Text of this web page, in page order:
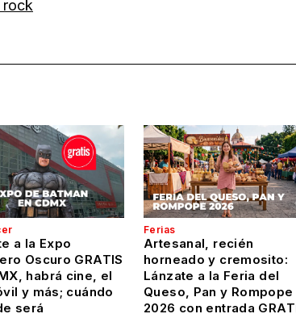
rock
a la Expo
Oscuro GRATIS
habrá cine, el
y más; cuándo
será
Ferias
Artesanal, recién
horneado y cremosito:
Lánzate a la Feria del
Queso, Pan y Rompope
2026 con entrada